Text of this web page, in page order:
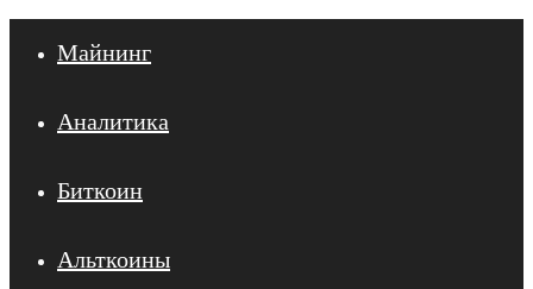
Майнинг
Аналитика
Биткоин
Альткоины